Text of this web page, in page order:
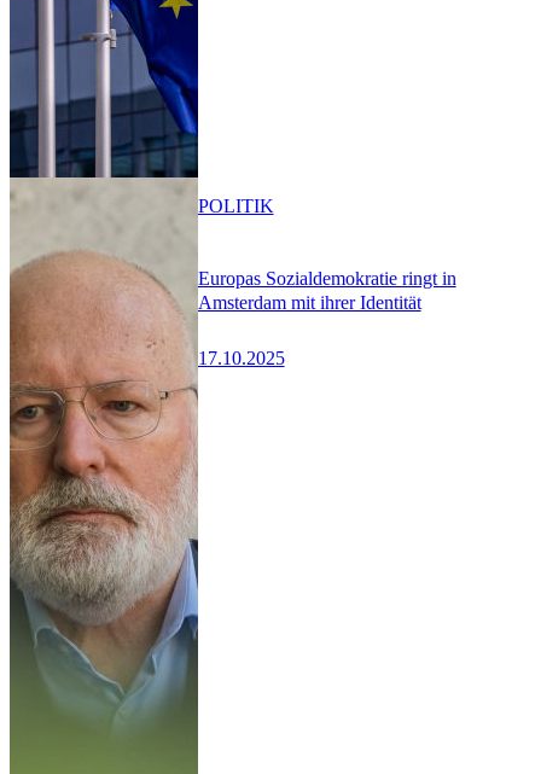
Europas Sozialdemokratie ringt in
Amsterdam mit ihrer Identität
17.10.2025
POLITIK